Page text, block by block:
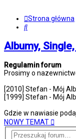
Strona główna
Szukaj
Albumy,
Regulamin forum
Prosimy o
[2010] Stefan - Mój
[1999] Stefan - Mój
Gdzie w nawiasie
NOWY TEMAT